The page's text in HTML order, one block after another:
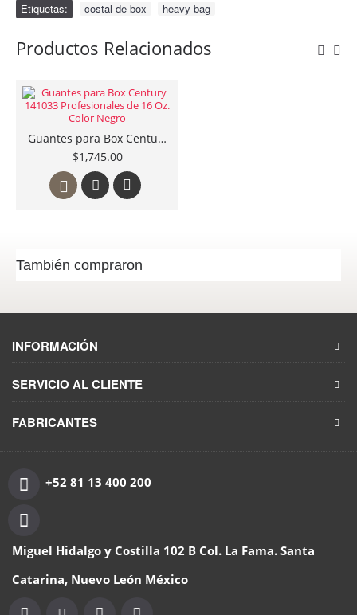
Etiquetas: costal de box heavy bag
Productos Relacionados
Guantes para Box Century 141033 Profesionales de 16 Oz. Color Negro
$1,745.00
También compraron
INFORMACIÓN
SERVICIO AL CLIENTE
FABRICANTES
+52 81 13 400 200
Miguel Hidalgo y Costilla 102 B Col. La Fama. Santa
Catarina, Nuevo León México